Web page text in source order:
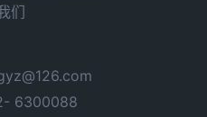
们
6300088